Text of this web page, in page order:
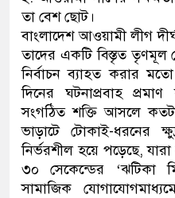
তা বেশ ছোট।
বাংলাদেশ আওয়ামী লীগ
তাদের একটি বিস্তৃত তৃণমূল
নির্বাচন ব্যাহত করার
দিনের ঘটনাপ্রবাহ
সংগঠিত শক্তি আসলে
ভাড়াটে টোকাই-ধরনের
নির্ভরশীল হয়ে পড়েছে,
৩০ সেকেন্ডের ‘ঝটিকা
সামাজিক